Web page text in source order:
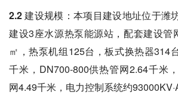
2.2 建设规模： 本项目建设地址位于潍
建设3座水源热泵能源站，配套建设管
㎡，热泵机组125台，板式换热器314
千米，DN700-800供热管网2.64千米
网4.49千米，电力控制系统约